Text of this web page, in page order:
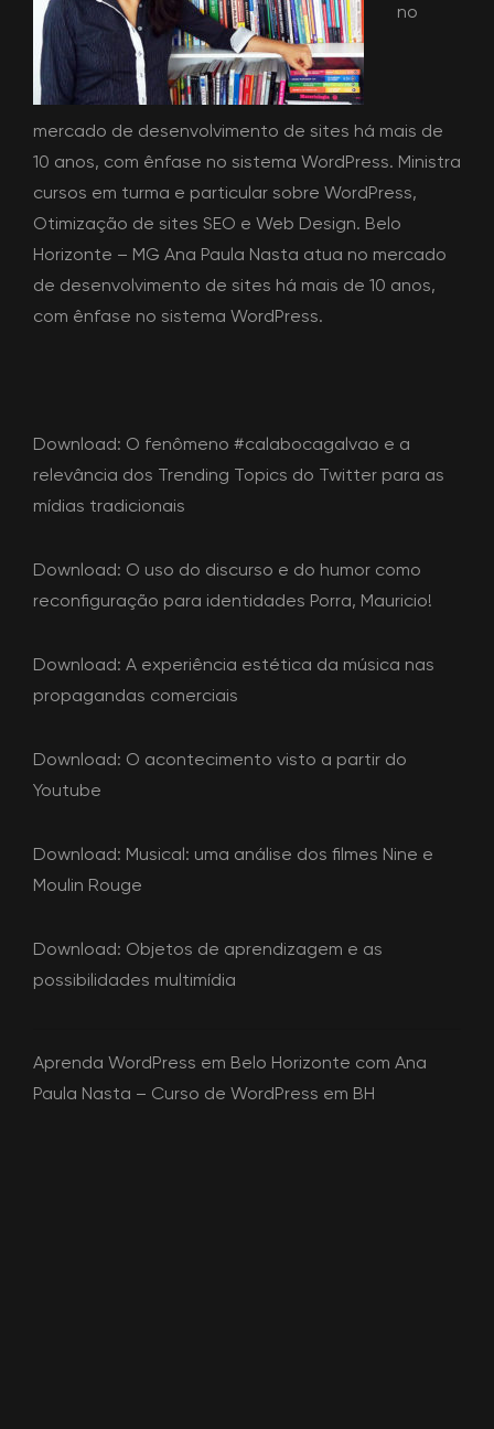
no
mercado de desenvolvimento de sites há mais de
10 anos, com ênfase no sistema WordPress. Ministra
cursos em turma e particular sobre WordPress,
Otimização de sites SEO e Web Design. Belo
Horizonte – MG Ana Paula Nasta atua no mercado
de desenvolvimento de sites há mais de 10 anos,
com ênfase no sistema WordPress.
Download: O fenômeno #calabocagalvao e a
relevância dos Trending Topics do Twitter para as
mídias tradicionais
Download: O uso do discurso e do humor como
reconfiguração para identidades Porra, Mauricio!
Download: A experiência estética da música nas
propagandas comerciais
Download: O acontecimento visto a partir do
Youtube
Download: Musical: uma análise dos filmes Nine e
Moulin Rouge
Download: Objetos de aprendizagem e as
possibilidades multimídia
Aprenda WordPress em Belo Horizonte com Ana
Paula Nasta – Curso de WordPress em BH